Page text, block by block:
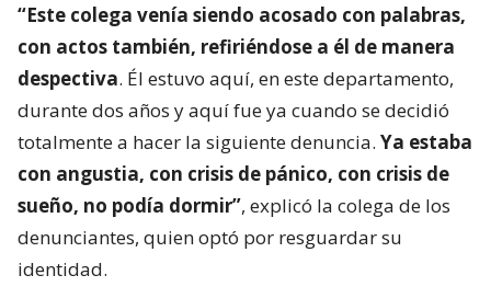
“Este colega venía siendo acosado con palabras,
con actos también, refiriéndose a él de manera
despectiva. Él estuvo aquí, en este departamento,
durante dos años y aquí fue ya cuando se decidió
totalmente a hacer la siguiente denuncia. Ya estaba
con angustia, con crisis de pánico, con crisis de
sueño, no podía dormir”, explicó la colega de los
denunciantes, quien optó por resguardar su
identidad.